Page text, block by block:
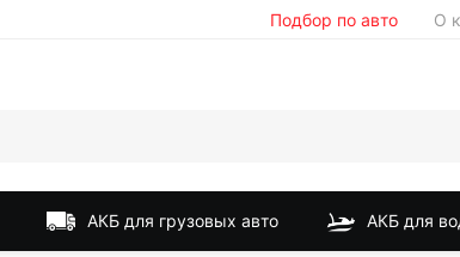
Подбор по авто О
АКБ для грузовых авто АКБ для